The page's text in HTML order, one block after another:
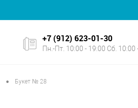
+7 (912) 623-01-30
Пн.-Пт. 10:00 - 19:00 Сб. 10:00
• Букет № 28